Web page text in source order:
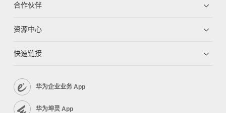
合作伙伴
资源中心
快速链接
华为企业业务 App
华为坤灵 App